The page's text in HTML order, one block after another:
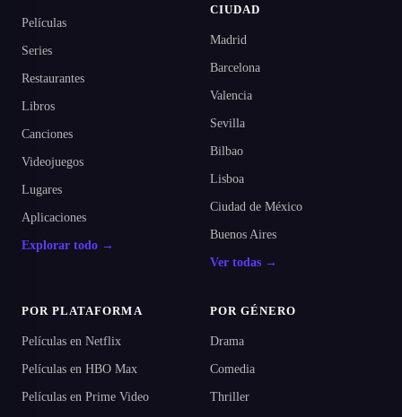
Películas
Series
Restaurantes
Libros
Canciones
Videojuegos
Lugares
Aplicaciones
Explorar todo →
CIUDAD
Madrid
Barcelona
Valencia
Sevilla
Bilbao
Lisboa
Ciudad de México
Buenos Aires
Ver todas →
POR PLATAFORMA
Películas en Netflix
Películas en HBO Max
Películas en Prime Video
POR GÉNERO
Drama
Comedia
Thriller